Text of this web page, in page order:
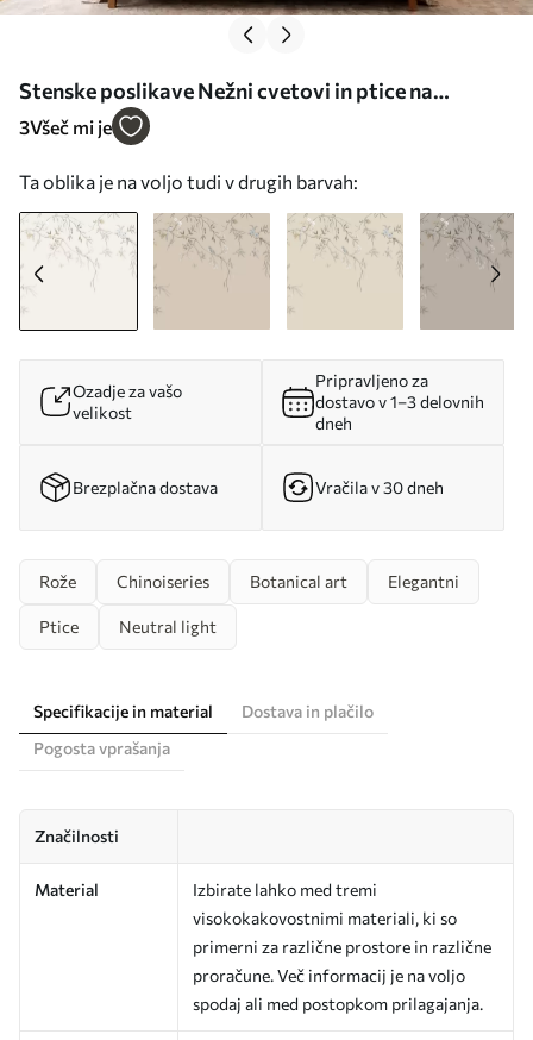
Stenske poslikave Nežni cvetovi in ptice na
krednem ozadju Št. w05127
3Všeč mi je
Ta oblika je na voljo tudi v drugih barvah:
Ozadje za vašo
velikost
Pripravljeno za
dostavo v 1–3 delovnih
dneh
Brezplačna dostava Vračila v 30 dneh
Rože Chinoiseries Botanical art Elegantni
Ptice Neutral light
Specifikacije in material
Dostava in plačilo
Pogosta vprašanja
Značilnosti
Material
Izbirate lahko med tremi
visokokakovostnimi materiali, ki so
primerni za različne prostore in različne
proračune. Več informacij je na voljo
spodaj ali med postopkom prilagajanja.